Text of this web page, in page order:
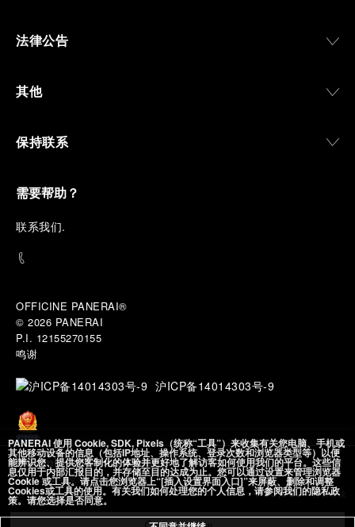
Radiomir California 8 Giorni
45毫米, PVD镀层精钢
PAM01349
添加至心愿单 ￥99,500 含销售税
法律公告
其他
保持联系
需要帮助？
联系我们.
OFFICINE PANERAI®
© 2026 PANERAI
P.I. 12155270155
鸣谢
沪ICP备14014303号-9
沪公网安备
31010602002492 号
PANERAI 使用 Cookie, SDK, Pixels（统称“工具”）来收集有关您电脑、手机或
其他移动设备的信息（包括IP地址、操作系统、登录次数和浏览器类型等）以便
能辨识您、提供您客制化的体验并更好地了解访客如何使用我们的平台。这些信
息仅用于内部汇报目的，并存储至目的达成为止。您可以通过设置来管理浏览器
Cookie 或工具。请点击您浏览器上“[插入设置界面入口]”来屏蔽、删除和调整
Cookies或工具的使用。有关我们如何处理您的个人信息，请参阅我们的隐私政
策。请您选择是否同意。